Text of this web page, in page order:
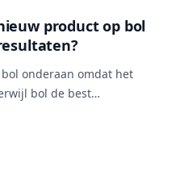
product op bol
onderaan omdat het
bol de best
kopen zichtbaarheid,
en bouwen de
stijgt.